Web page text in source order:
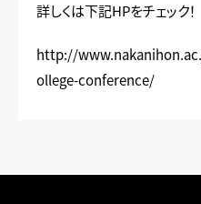
詳しくは下記HPをチェック！
http://
ollege-conference/